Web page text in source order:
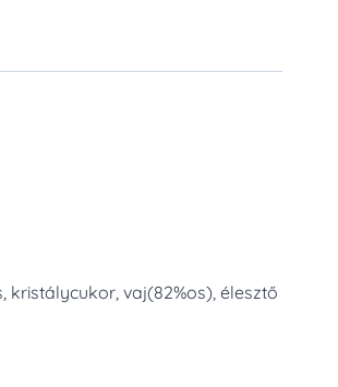
vaj(82%os), élesztő